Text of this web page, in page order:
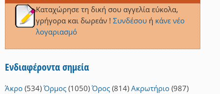
Καταχώρησε τη δική σου αγγελία εύκολα,
γρήγορα και δωρεάν ! Συνδέσουή κάνε νέο
λογαριασμό
Ενδιαφέροντα σημεία
Άκρο (534) Όρμος (1050) Όρος (814) Ακρωτήριο (987)